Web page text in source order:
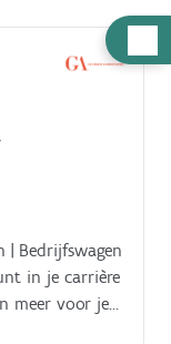
| Bedrijfswagen
in je carrière
meer voor je